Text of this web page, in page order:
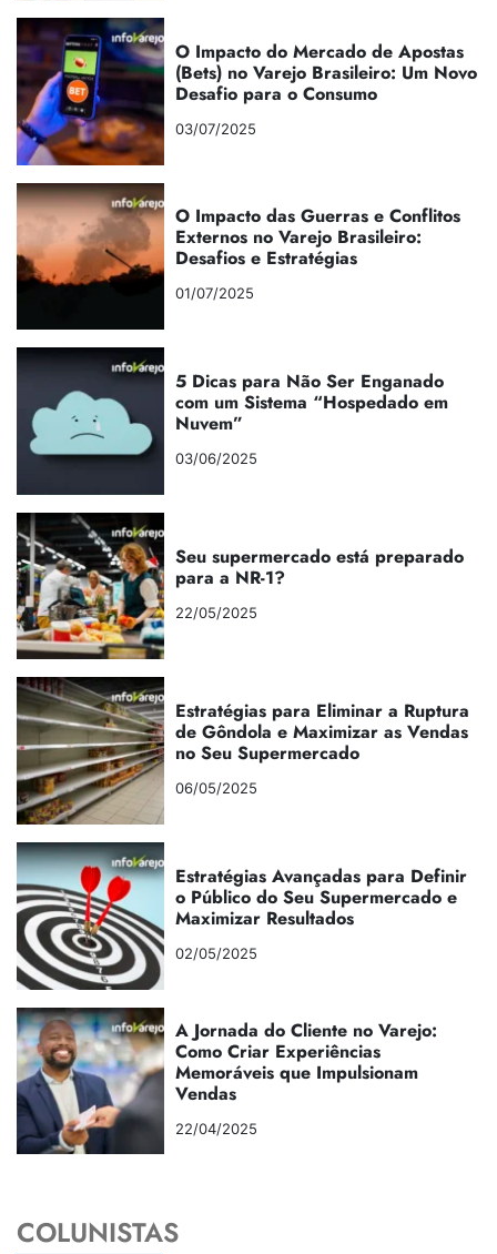
O Impacto do Mercado de Apostas
(Bets) no Varejo Brasileiro: Um Novo
Desafio para o Consumo
03/07/2025
O Impacto das Guerras e Conflitos
Externos no Varejo Brasileiro:
Desafios e Estratégias
01/07/2025
5 Dicas para Não Ser Enganado
com um Sistema “Hospedado em
Nuvem”
03/06/2025
Seu supermercado está preparado
para a NR-1?
22/05/2025
Estratégias para Eliminar a Ruptura
de Gôndola e Maximizar as Vendas
no Seu Supermercado
06/05/2025
Estratégias Avançadas para Definir
o Público do Seu Supermercado e
Maximizar Resultados
02/05/2025
A Jornada do Cliente no Varejo:
Como Criar Experiências
Memoráveis que Impulsionam
Vendas
22/04/2025
COLUNISTAS